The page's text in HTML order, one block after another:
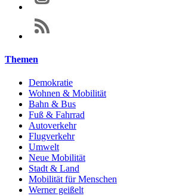
Themen
Demokratie
Wohnen & Mobilität
Bahn & Bus
Fuß & Fahrrad
Autoverkehr
Flugverkehr
Umwelt
Neue Mobilität
Stadt & Land
Mobilität für Menschen
Werner geißelt